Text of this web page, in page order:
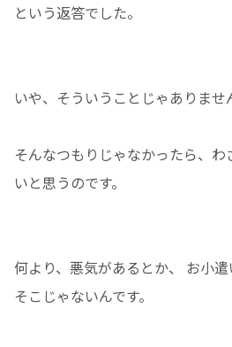
という返答でした。
いや、そういうことじゃありませ
そんなつもりじゃなかったら、
いと思うのです。
何より、悪気があるとか、 お小遣
そこじゃないんです。